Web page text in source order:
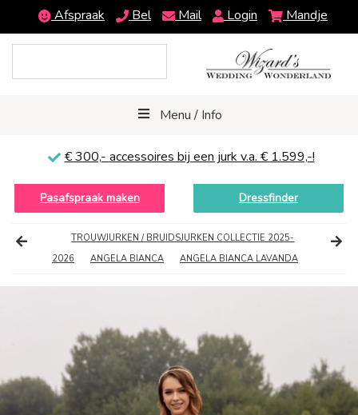
Afspraak Bel Mail Login Mandje
Menu / Info
€ 300,- accessoires bij een jurk v.a. € 1.599,-!
Pasafspraak maken Dressfinder
TROUWJURKEN / BRUIDSJURKEN COLLECTIE 2025-
2026
ANGELA BIANCA ANGELA BIANCA LAVANDA